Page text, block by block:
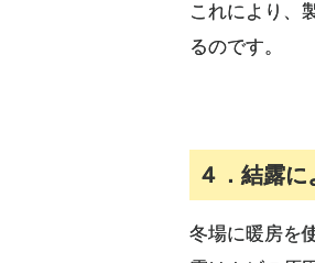
これにより、
るのです。
４．結露
冬場に暖房を